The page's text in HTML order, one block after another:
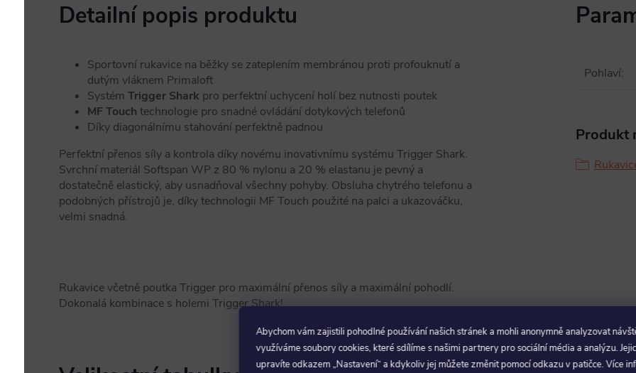
Abychom vám zajistili pohodlné používání našich stránek a mohli anonymně analyzovat
využíváme soubory cookies, které sdílíme s našimi partnery pro sociální média a analýzu.
upravíte odkazem „Nastavení“ a kdykoliv jej můžete změnit pomocí odkazu v patičce. Více
Detailní popis produktu
Sportovní rukavice na běžky se zateplením membránou proti profouknutí a
dutým vláknem Primaloft
Systém Trigger Shark pro perfektní uchycení holí bez nutnosti poutek
MF Touch technologie pro snadné ovládání dotykových telefonů
Díky diagonálnímu stahování perfektně padnou
Perfektní přenos síly a kontrola díky novému inovativnímu systému Trigger Shark.
Svrchní materiál Softspan WP z 80 % nylonu a 20 % elastanu je pevný a
dostatečně elastický, aby usnadňoval všechny pohyby. Obsluha chytrého telefonu a
podobných přístrojů je, díky technologii MF Touch použité na palci a ukazováčku,
velmi snadná.
Rukavice včetně poutka Trigger pro maximální přenos síly a maximální pohodlí.
Dokonalá kombinace s holemi Trigger Shark!
Pohlaví:
Produkt